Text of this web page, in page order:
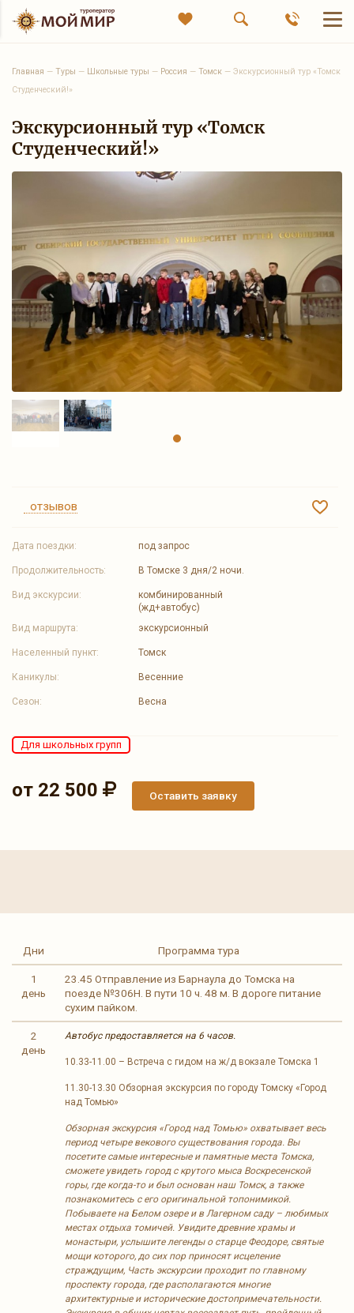
Главная — Туры — Школьные туры — Россия — Томск — Экскурсионный тур «Томск
Студенческий!»
Экскурсионный тур «Томск
Студенческий!»
отзывов
Дата поездки: под запрос
Продолжительность: В Томске 3 дня/2 ночи.
Вид экскурсии:
комбинированный
(жд+автобус)
Вид маршрута:
экскурсионный
Населенный пункт: Томск
Каникулы: Весенние
Сезон: Весна
Для школьных групп
от 22 500 Оставить заявку
Дни Программа тура
1
день
23.45 Отправление из Барнаула до Томска на
поезде №306Н. В пути 10 ч. 48 м. В дороге питание
сухим пайком.
2
день
Автобус предоставляется на 6 часов.
10.33-11.00 – Встреча с гидом на ж/д вокзале Томска 1
11.30-13.30 Обзорная экскурсия по городу Томску «Город
над Томью»
Обзорная экскурсия «Город над Томью» охватывает весь
период четыре векового существования города. Вы
посетите самые интересные и памятные места Томска,
сможете увидеть город с крутого мыса Воскресенской
горы, где когда-то и был основан наш Томск, а также
познакомитесь с его оригинальной топонимикой.
Побываете на Белом озере и в Лагерном саду – любимых
местах отдыха томичей. Увидите древние храмы и
монастыри, услышите легенды о старце Феодоре, святые
мощи которого, до сих пор приносят исцеление
страждущим, Часть экскурсии проходит по главному
проспекту города, где располагаются многие
архитектурные и исторические достопримечательности.